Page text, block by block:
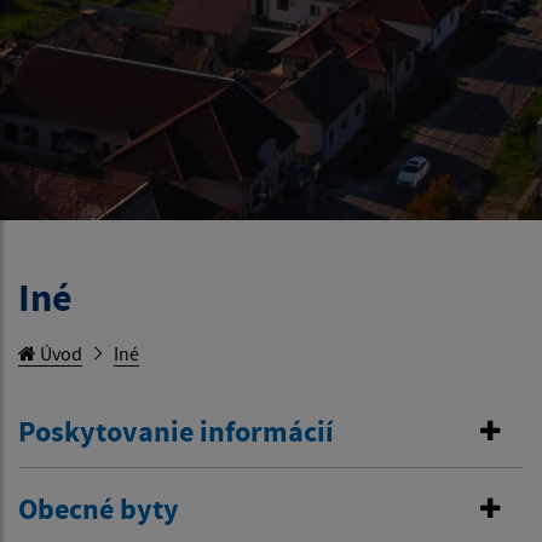
Iné
Úvod Iné
Poskytovanie informácií
Obecné byty